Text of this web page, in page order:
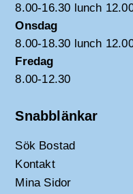
8.00-16.30 lunch
Onsdag
8.00-18.30 lunch
Fredag
8.00-12.30
Snabblänkar
Sök Bostad
Kontakt
Mina Sidor